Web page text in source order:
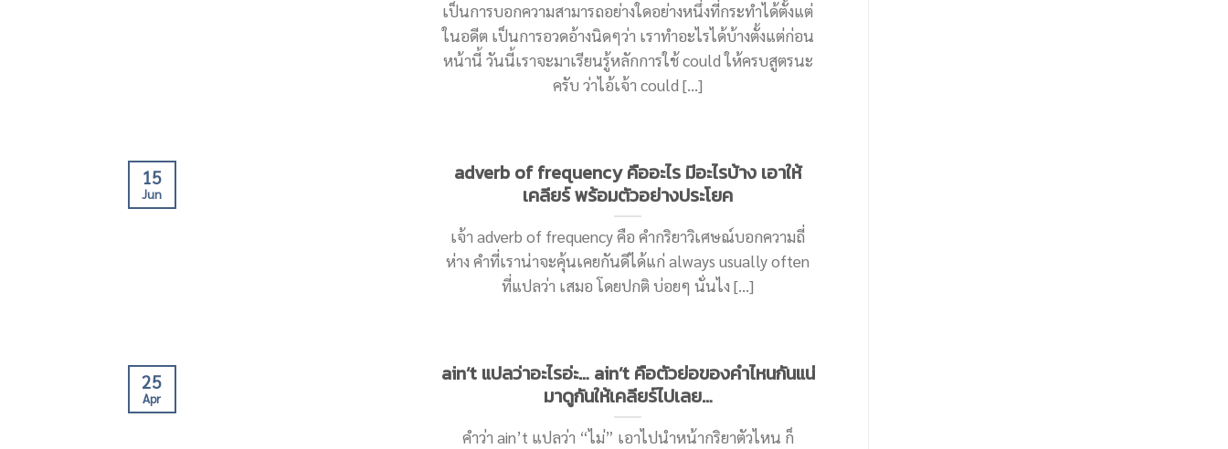
เป็นการบอกความสามารถอย่างใดอย่างหนึ่งที่กระทำได้ตั้งแต่
ในอดีต เป็นการอวดอ้างนิดๆว่า เราทำอะไรได้บ้างตั้งแต่ก่อน
หน้านี้ วันนี้เราจะมาเรียนรู้หลักการใช้ could ให้ครบสูตรนะ
ครับ ว่าไอ้เจ้า could [...]
adverb of frequency คืออะไร มีอะไรบ้าง เอาให้
เคลียร์ พร้อมตัวอย่างประโยค
เจ้า adverb of frequency คือ คำกริยาวิเศษณ์บอกความถี่
ห่าง คำที่เราน่าจะคุ้นเคยกันดีได้แก่ always usually often
ที่แปลว่า เสมอ โดยปกติ บ่อยๆ นั่นไง [...]
15
Jun
ain’t แปลว่าอะไรอ่ะ… ain’t คือตัวย่อของคำไหนกันแน่
มาดูกันให้เคลียร์ไปเลย…
คำว่า ain’t แปลว่า “ไม่” เอาไปนำหน้ากริยาตัวไหน ก็
25
Apr